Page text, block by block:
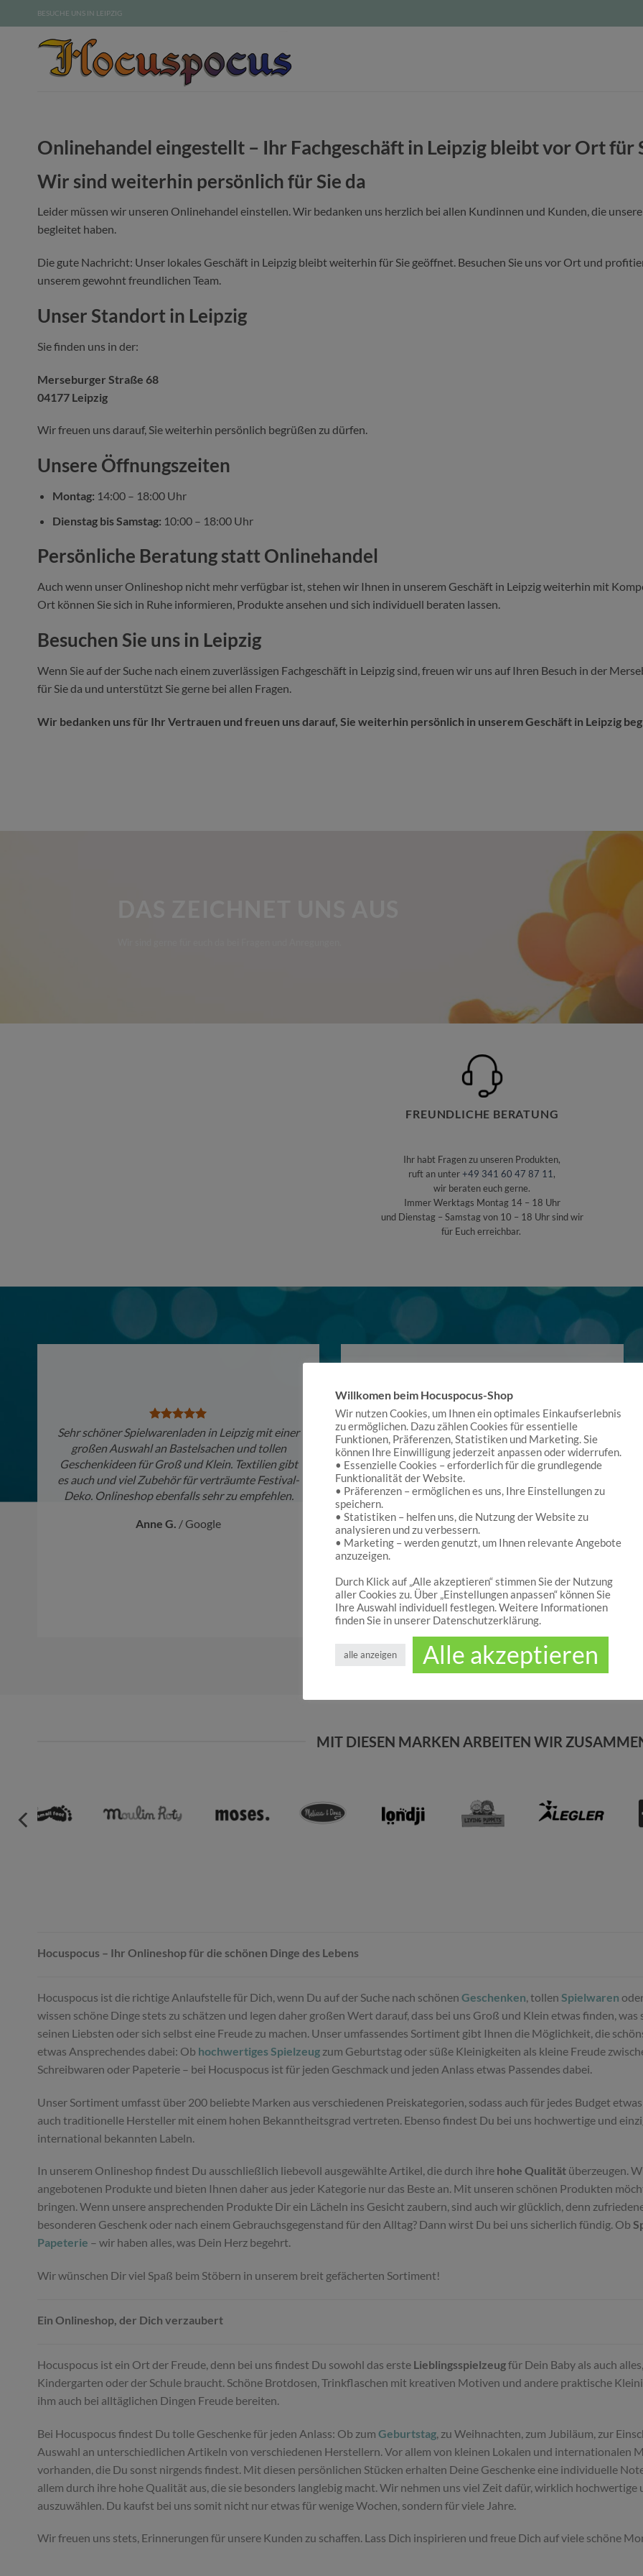
Inhalt
springen
BESUCHE UNS IN LEIPZIG
Onlinehandel eingestellt – Ihr Fachgeschäft in Leipzig bleibt vor Ort für
Wir sind weiterhin persönlich für Sie da
Leider müssen wir unseren Onlinehandel einstellen. Wir bedanken uns herzlich bei allen Kundinnen und Kunden, die
begleitet haben.
Die gute Nachricht: Unser lokales Geschäft in Leipzig bleibt weiterhin für Sie geöffnet. Besuchen Sie uns vor Ort und
unserem gewohnt freundlichen Team.
Unser Standort in Leipzig
Sie finden uns in der:
Merseburger Straße 68
04177 Leipzig
Wir freuen uns darauf, Sie weiterhin persönlich begrüßen zu dürfen.
Unsere Öffnungszeiten
Montag: 14:00 – 18:00 Uhr
Dienstag bis Samstag: 10:00 – 18:00 Uhr
Persönliche Beratung statt Onlinehandel
Auch wenn unser Onlineshop nicht mehr verfügbar ist, stehen wir Ihnen in unserem Geschäft in Leipzig weiterhin mit
Ort können Sie sich in Ruhe informieren, Produkte ansehen und sich individuell beraten lassen.
Besuchen Sie uns in Leipzig
Wenn Sie auf der Suche nach einem zuverlässigen Fachgeschäft in Leipzig sind, freuen wir uns auf Ihren Besuch in der
für Sie da und unterstützt Sie gerne bei allen Fragen.
Wir bedanken uns für Ihr Vertrauen und freuen uns darauf, Sie weiterhin persönlich in unserem Geschäft in Leipzig
FREUNDLICHE BERATUNG
Ihr habt Fragen zu unseren Produkten,
ruft an unter+49 341 60 47 87 11,
wir beraten euch gerne.
Immer Werktags Montag 14 – 18 Uhr
und Dienstag – Samstag von 10 – 18 Uhr sind wir
für Euch erreichbar.
Sehr schöner Spielwarenladen in Leipzig mit einer
großen Auswahl an Bastelsachen und tollen
Geschenkideen für Groß und Klein. Textilien gibt
es auch und viel Zubehör für verträumte Festival-
Deko. Onlineshop ebenfalls sehr zu empfehlen.
Anne G. / Google
Es handelt sich um einen kleinen Laden, der einen
vielfach verzaubert. (…) Dann hat er eine Fülle von
Waren, man könnte sich stundenlang dort
aufhalten. Schließlich ist der Laden sehr vielfältig.
Neben liebevoll ausgesuchtem Spielzeug (auch
nachhaltigen Produkten), gibt es zum Beispiel
Produkte von Künstlern (Schmuck) oder
Kostüme.
MIT DIESEN MARKEN ARBEITEN WIR
Hocuspocus – Ihr Onlineshop für die schönen Dinge des Lebens
Hocuspocus ist die richtige Anlaufstelle für Dich, wenn Du auf der Suche nach schönen Geschenken , tollen Spielwaren
wissen schöne Dinge stets zu schätzen und legen daher großen Wert darauf, dass bei uns Groß und Klein etwas finden, was
seinen Liebsten oder sich selbst eine Freude zu machen. Unser umfassendes Sortiment gibt Ihnen die Möglichkeit, die
etwas Ansprechendes dabei: Ob hochwertiges Spielzeug zum Geburtstag oder süße Kleinigkeiten als kleine Freude
Schreibwaren oder Papeterie – bei Hocuspocus ist für jeden Geschmack und jeden Anlass etwas Passendes dabei.
Unser Sortiment umfasst über 200 beliebte Marken aus verschiedenen Preiskategorien, sodass auch für jedes Budget
auch traditionelle Hersteller mit einem hohen Bekanntheitsgrad vertreten. Ebenso findest Du bei uns hochwertige und
international bekannten Labeln.
In unserem Onlineshop findest Du ausschließlich liebevoll ausgewählte Artikel, die durch ihre hohe Qualität überzeugen.
angebotenen Produkte und bieten Ihnen daher aus jeder Kategorie nur das Beste an. Mit unseren schönen Produkten
bringen. Wenn unsere ansprechenden Produkte Dir ein Lächeln ins Gesicht zaubern, sind auch wir glücklich, denn
besonderen Geschenk oder nach einem Gebrauchsgegenstand für den Alltag? Dann wirst Du bei uns sicherlich fündig. Ob
Papeterie – wir haben alles, was Dein Herz begehrt.
Wir wünschen Dir viel Spaß beim Stöbern in unserem breit gefächerten Sortiment!
Ein Onlineshop, der Dich verzaubert
Hocuspocus ist ein Ort der Freude, denn bei uns findest Du sowohl das erste Lieblingsspielzeugfür Dein Baby als auch
Kindergarten oder der Schule braucht. Schöne Brotdosen, Trinkflaschen mit kreativen Motiven und andere praktische
ihm auch bei alltäglichen Dingen Freude bereiten.
Bei Hocuspocus findest Du tolle Geschenke für jeden Anlass: Ob zum Geburtstag , zu Weihnachten, zum Jubiläum, zur
Auswahl an unterschiedlichen Artikeln von verschiedenen Herstellern. Vor allem von kleinen Lokalen und internationalen
vorhanden, die Du sonst nirgends findest. Mit diesen persönlichen Stücken erhalten Deine Geschenke eine individuelle
allem durch ihre hohe Qualität aus, die sie besonders langlebig macht. Wir nehmen uns viel Zeit dafür, wirklich
auszuwählen. Du kaufst bei uns somit nicht nur etwas für wenige Wochen, sondern für viele Jahre.
Wir freuen uns stets, Erinnerungen für unsere Kunden zu schaffen. Lass Dich inspirieren und freue Dich auf viele schöne
Willkomen beim Hocuspocus-Shop
Wir nutzen Cookies, um Ihnen ein optimales Einkaufserlebnis
zu ermöglichen. Dazu zählen Cookies für essentielle
Funktionen, Präferenzen, Statistiken und Marketing. Sie
können Ihre Einwilligung jederzeit anpassen oder widerrufen.
• Essenzielle Cookies – erforderlich für die grundlegende
Funktionalität der Website.
• Präferenzen – ermöglichen es uns, Ihre Einstellungen zu
speichern.
• Statistiken – helfen uns, die Nutzung der Website zu
analysieren und zu verbessern.
• Marketing – werden genutzt, um Ihnen relevante Angebote
anzuzeigen.
Durch Klick auf „Alle akzeptieren“ stimmen Sie der Nutzung
aller Cookies zu. Über „Einstellungen anpassen“ können Sie
Ihre Auswahl individuell festlegen. Weitere Informationen
finden Sie in unserer Datenschutzerklärung.
alle anzeigen Alle akzeptieren